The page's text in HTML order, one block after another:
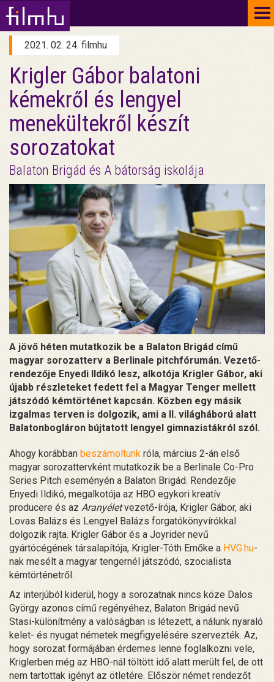
2021. 02. 24. filmhu
Krigler Gábor balatoni
kémekről és lengyel
menekültekről készít
sorozatokat
Balaton Brigád és A bátorság iskolája
A jövő héten mutatkozik be a Balaton Brigád című
magyar sorozatterv a Berlinale pitchfórumán. Vezető-
rendezője Enyedi Ildikó lesz, alkotója Krigler Gábor, aki
újabb részleteket fedett fel a Magyar Tenger mellett
játszódó kémtörténet kapcsán. Közben egy másik
izgalmas terven is dolgozik, ami a II. világháború alatt
Balatonbogláron bújtatott lengyel gimnazistákról szól.
Ahogy korábban beszámoltunk róla, március 2-án első
magyar sorozattervként mutatkozik be a Berlinale Co-Pro
Series Pitch eseményén a Balaton Brigád. Rendezője
Enyedi Ildikó, megalkotója az HBO egykori kreatív
producere és az Aranyéletvezető-írója, Krigler Gábor, aki
Lovas Balázs és Lengyel Balázs forgatókönyvírókkal
dolgozik rajta. Krigler Gábor és a Joyrider nevű
gyártócégének társalapítója, Krigler-Tóth Emőke a HVG.hu-
nak mesélt a magyar tengernél játszódó, szocialista
kémtörténetről.
Az interjúból kiderül, hogy a sorozatnak nincs köze Dalos
György azonos című regényéhez, Balaton Brigád nevű
Stasi-különítmény a valóságban is létezett, a nálunk nyaraló
kelet- és nyugat németek megfigyelésére szervezték. Az,
hogy sorozat formájában érdemes lenne foglalkozni vele,
Kriglerben még az HBO-nál töltött idő alatt merült fel, de ott
nem tartottak igényt az ötletére. Először német rendezőt